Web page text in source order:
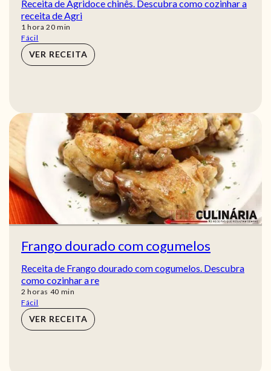
Receita de Agridoce chinês. Descubra como cozinhar a
receita de Agri
1 hora
hora 20min
min
Fácil
VER RECEITA
Frango dourado com cogumelos
Receita de Frango dourado com cogumelos. Descubra
como cozinhar a re
2 horas
horas 40 min
min
Fácil
VER RECEITA